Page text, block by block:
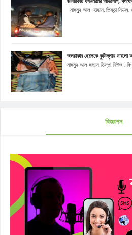
মাহমুূদ আল-হাছান, তিস্তা নিউজ:
জলঢাকার ছেলেকে কুমিল্লায় মারলো
মাহমুদ আল হাছান তিস্তা নিউজ :
বিজ্ঞাপন